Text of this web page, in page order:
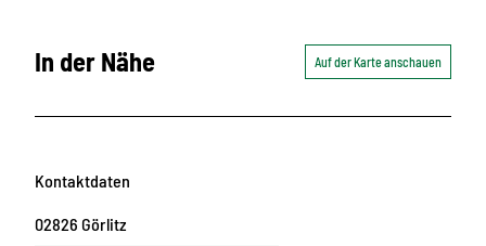
In der Nähe Auf der Karte anschauen
Kontaktdaten
02826 Görlitz